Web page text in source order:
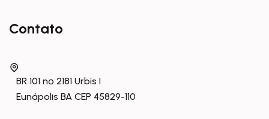
Contato
BR 101 nº 2181 Urbis I
Eunápolis BA CEP 45829-110